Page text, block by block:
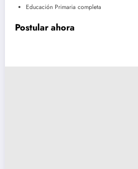
Educación Primaria completa
Postular ahora